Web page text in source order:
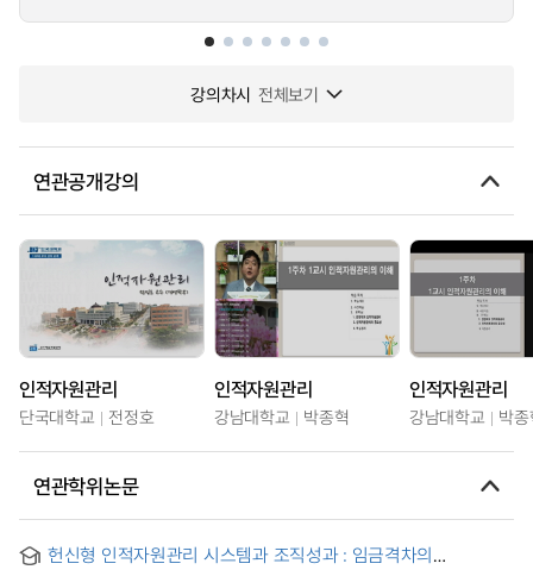
강의차시 전체보기
연관공개강의
인적자원관리
단국대학교 전정호
인적자원관리
강남대학교 박종혁
인적자원관리
강남대학교 박
연관학위논문
헌신형 인적자원관리 시스템과 조직성과 : 임금격차의